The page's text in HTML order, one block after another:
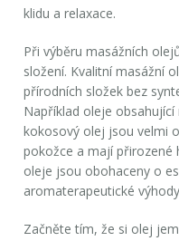
klidu a relaxace.
Při výběrumasážních
složení. Kvalitní masážní
přírodních složek bez
Například oleje
kokosový olej jsou velmi
pokožce a mají přirozené
oleje jsou obohaceny o
aromaterapeutické
Začněte tím, že si olej